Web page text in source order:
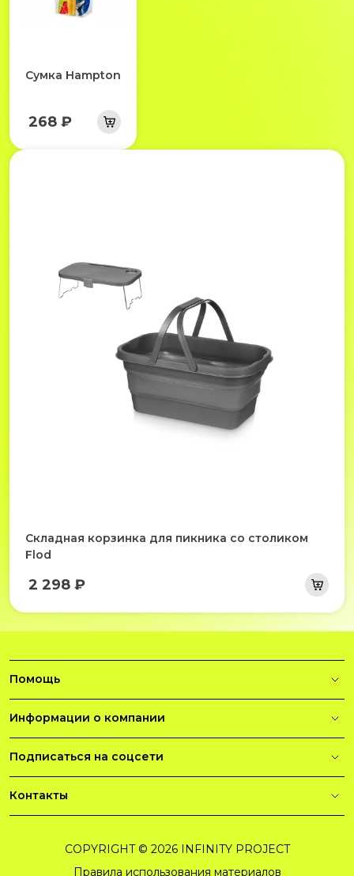
Сумка Hampton
268 ₽
Складная корзинка для пикника со столиком
Flod
2 298 ₽
Помощь
Информации о компании
Подписаться на соцсети
Контакты
COPYRIGHT © 2026 INFINITY PROJECT
Правила использования материалов